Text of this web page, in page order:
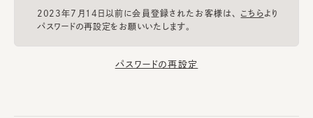
2023年7月14日以前に会員登録されたお客様は、 こちらより
パスワードの再設定をお願いいたします。
パスワードの再設定